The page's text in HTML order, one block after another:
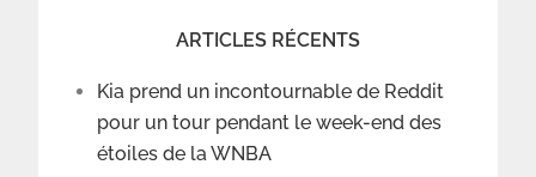
ARTICLES RÉCENTS
Kia prend un incontournable de Reddit
pour un tour pendant le week-end des
étoiles de la WNBA